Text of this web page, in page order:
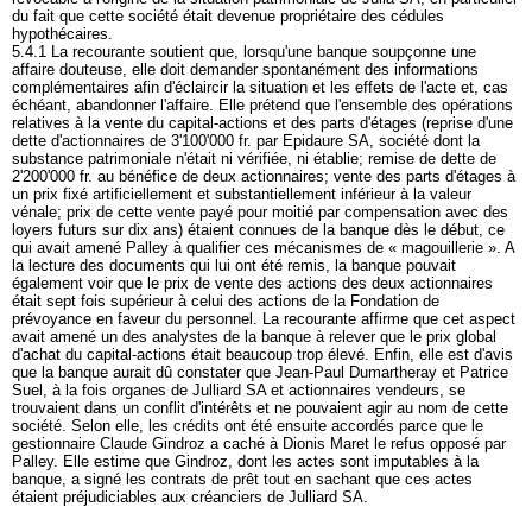
du fait que cette société était devenue propriétaire des cédules
hypothécaires.
5.4.1 La recourante soutient que, lorsqu'une banque soupçonne une
affaire douteuse, elle doit demander spontanément des informations
complémentaires afin d'éclaircir la situation et les effets de l'acte et, cas
échéant, abandonner l'affaire. Elle prétend que l'ensemble des opérations
relatives à la vente du capital-actions et des parts d'étages (reprise d'une
dette d'actionnaires de 3'100'000 fr. par Epidaure SA, société dont la
substance patrimoniale n'était ni vérifiée, ni établie; remise de dette de
2'200'000 fr. au bénéfice de deux actionnaires; vente des parts d'étages à
un prix fixé artificiellement et substantiellement inférieur à la valeur
vénale; prix de cette vente payé pour moitié par compensation avec des
loyers futurs sur dix ans) étaient connues de la banque dès le début, ce
qui avait amené Palley à qualifier ces mécanismes de « magouillerie ». A
la lecture des documents qui lui ont été remis, la banque pouvait
également voir que le prix de vente des actions des deux actionnaires
était sept fois supérieur à celui des actions de la Fondation de
prévoyance en faveur du personnel. La recourante affirme que cet aspect
avait amené un des analystes de la banque à relever que le prix global
d'achat du capital-actions était beaucoup trop élevé. Enfin, elle est d'avis
que la banque aurait dû constater que Jean-Paul Dumartheray et Patrice
Suel, à la fois organes de Julliard SA et actionnaires vendeurs, se
trouvaient dans un conflit d'intérêts et ne pouvaient agir au nom de cette
société. Selon elle, les crédits ont été ensuite accordés parce que le
gestionnaire Claude Gindroz a caché à Dionis Maret le refus opposé par
Palley. Elle estime que Gindroz, dont les actes sont imputables à la
banque, a signé les contrats de prêt tout en sachant que ces actes
étaient préjudiciables aux créanciers de Julliard SA.